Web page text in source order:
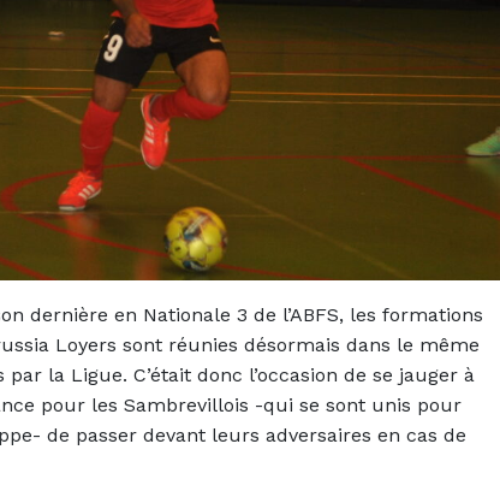
dernière en Nationale 3 de l’ABFS, les formations
Loyers sont réunies désormais dans le même
la Ligue. C’était donc l’occasion de se jauger à
pour les Sambrevillois -qui se sont unis pour
de passer devant leurs adversaires en cas de